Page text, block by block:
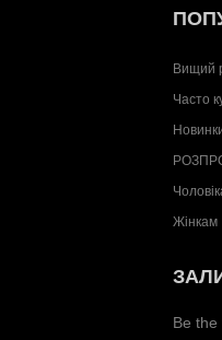
Вищий
Часто
Жінкам
Be